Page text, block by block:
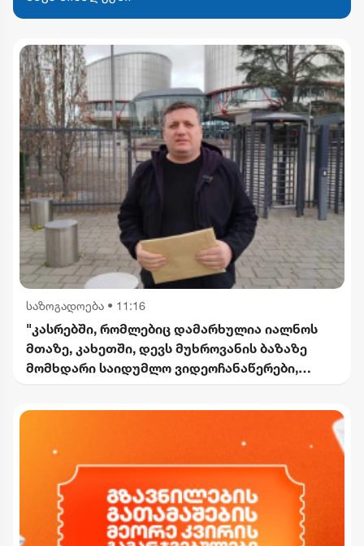
საზოგადოება • 11:16
"კასრებში, რომლებიც დამარხულია იალნოს
მთაზე, კახეთში, დევს მუხროვანის ბაზაზე
მომხდარი საიდუმლო ვიდეოჩანაწერები,